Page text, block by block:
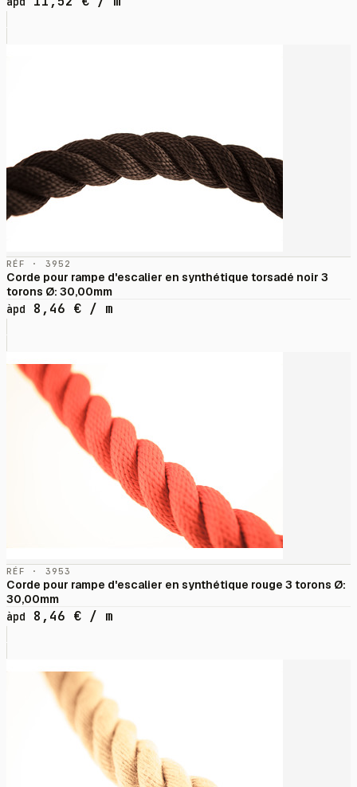
RÉF · 3952
Corde pour rampe d'escalier en synthétique torsadé noir 3
torons Ø: 30,00mm
àpd
8,46 € / m
RÉF · 3953
Corde pour rampe d'escalier en synthétique rouge 3 torons Ø:
30,00mm
àpd
8,46 € / m